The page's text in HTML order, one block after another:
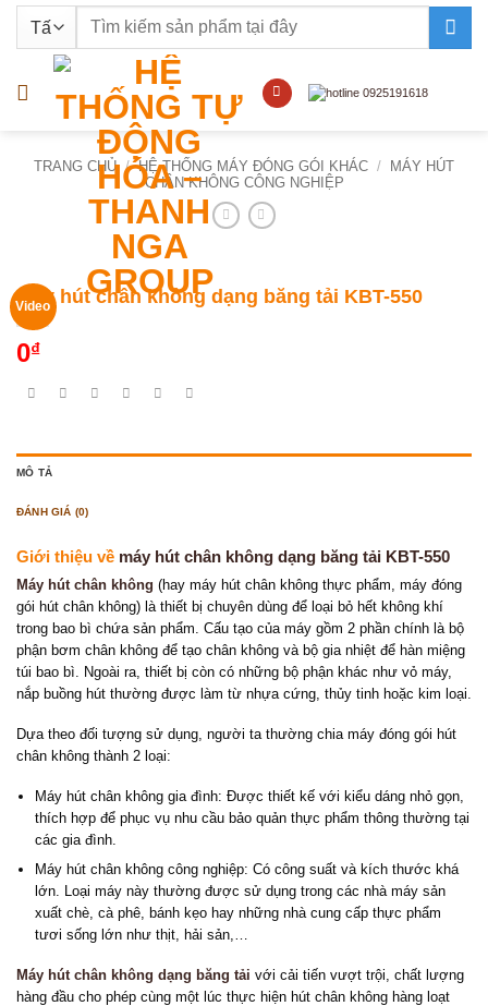
nội
Tìm
TRANG CHỦ / HỆ THỐNG MÁY ĐÓNG GÓI KHÁC /
MÁY HÚT
CHÂN KHÔNG CÔNG NGHIỆP
Video
Máy hút chân không dạng băng tải KBT-550
0₫
MÔ TẢ
ĐÁNH GIÁ (0)
Giới thiệu về máy hút chân không dạng băng tải KBT-550
Máy hút chân không (hay máy hút chân không thực phẩm, máy đóng
gói hút chân không) là thiết bị chuyên dùng để loại bỏ hết không khí
trong bao bì chứa sản phẩm. Cấu tạo của máy gồm 2 phần chính là bộ
phận bơm chân không để tạo chân không và bộ gia nhiệt để hàn miệng
túi bao bì. Ngoài ra, thiết bị còn có những bộ phận khác như vỏ máy,
nắp buồng hút thường được làm từ nhựa cứng, thủy tinh hoặc kim loại.
Dựa theo đối tượng sử dụng, người ta thường chia máy đóng gói hút
chân không thành 2 loại:
Máy hút chân không gia đình: Được thiết kế với kiểu dáng nhỏ gọn,
thích hợp để phục vụ nhu cầu bảo quản thực phẩm thông thường tại
các gia đình.
Máy hút chân không công nghiệp: Có công suất và kích thước khá
lớn. Loại máy này thường được sử dụng trong các nhà máy sản
xuất chè, cà phê, bánh kẹo hay những nhà cung cấp thực phẩm
tươi sống lớn như thịt, hải sản,…
Máy hút chân không dạng băng tải với cải tiến vượt trội, chất lượng
hàng đầu cho phép cùng một lúc thực hiện hút chân không hàng loạt